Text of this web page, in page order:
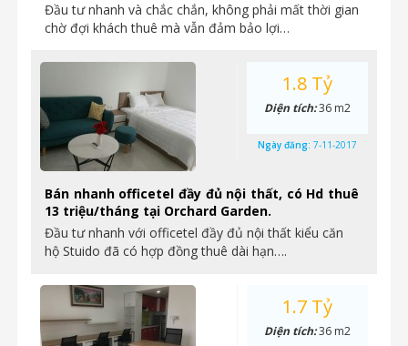
Đầu tư nhanh và chắc chắn, không phải mất thời gian
chờ đợi khách thuê mà vẫn đảm bảo lợi…
Bán nhanh officetel đầy đủ nội thất, có Hd thuê
13 triệu/tháng tại Orchard Garden.
Đầu tư nhanh với officetel đầy đủ nội thất kiểu căn
hộ Stuido đã có hợp đồng thuê dài hạn….
1.8 Tỷ
Diện tích:36 m2
Ngày đăng: 7-11-2017
1.7 Tỷ
Diện tích:36 m2